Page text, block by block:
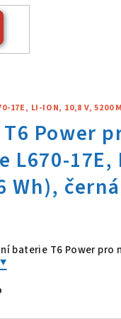
17E, LI-ION, 10,8 V, 5200
Power
baterie T6 Power pro